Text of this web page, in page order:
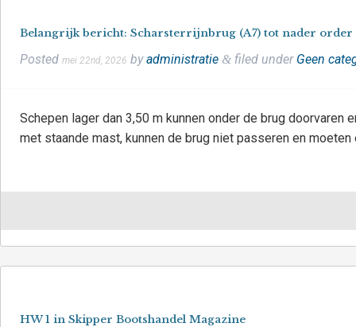
Belangrijk bericht: Scharsterrijnbrug (A7) tot nader order
Posted mei 22nd, 2026 byadministratie & filed under Geen
Schepen lager dan 3,50 m kunnen onder de brug doorvaren
met staande mast, kunnen de brug niet passeren en
HW 1 in Skipper Bootshandel Magazine